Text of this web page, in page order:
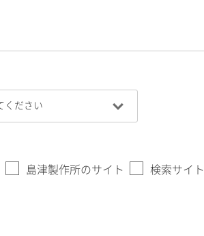
島津製作所のサイト 検索サイト